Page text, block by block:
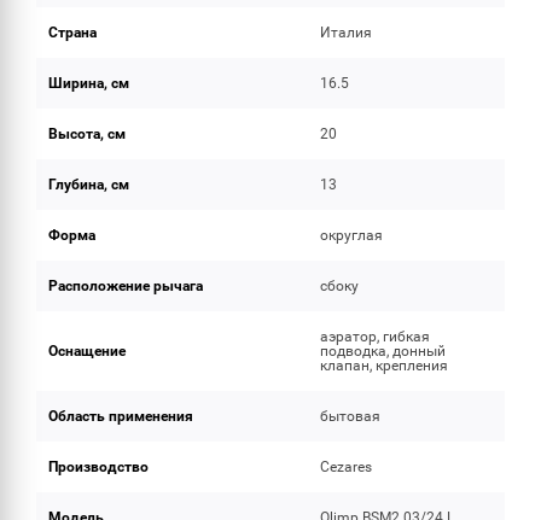
Страна Италия
Ширина, см 16.5
Высота, см 20
Глубина, см 13
Форма округлая
Расположение рычага сбоку
Оснащение
аэратор, гибкая
подводка, донный
клапан, крепления
Область применения бытовая
Производство Cezares